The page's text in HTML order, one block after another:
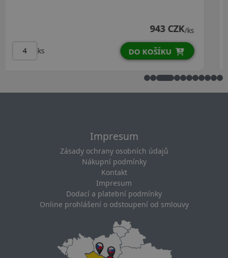
964 CZK
DO KOŠÍKU
Impresum
Zásady ochrany osobních údajů
Nákupní podmínky
Kontakt
Impresum
Dodací a platební podmínky
Online prohlášení o odstoupení od smlouvy